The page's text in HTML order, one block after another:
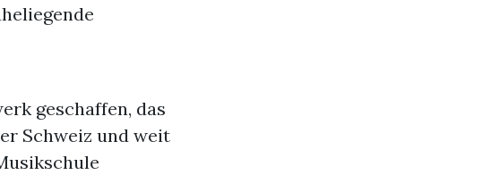
geschaffen, das
Schweiz und weit